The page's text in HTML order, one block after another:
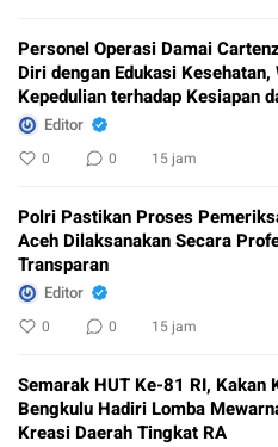
Personel Operasi Damai
Diri dengan Edukasi Kesehatan,
Kepedulian terhadap Kesiapan
Kesejahteraan Anggota
Editor
0 0 15 jam
Polri Pastikan Proses
Aceh Dilaksanakan Secara
Transparan
Editor
0 0 15 jam
Semarak HUT Ke-81 RI, Kakan
Bengkulu Hadiri Lomba
Kreasi Daerah Tingkat RA